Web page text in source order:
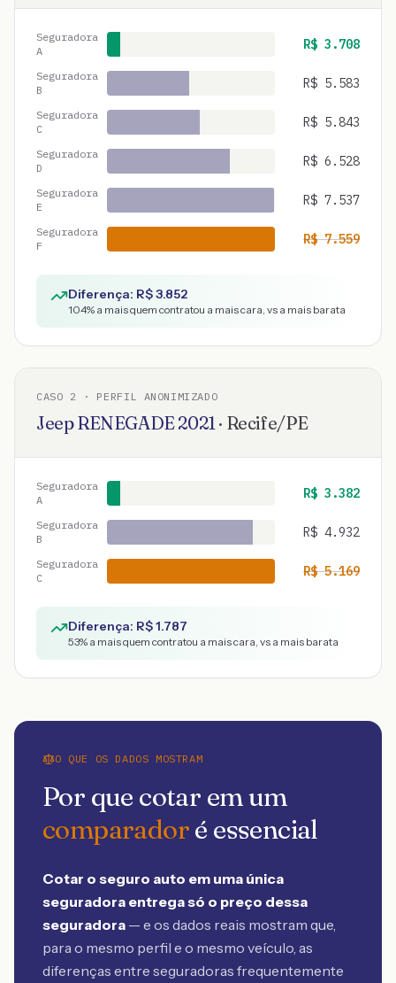
Seguradora
A
R$ 3.708
Seguradora
B
R$ 5.583
Seguradora
C
R$ 5.843
Seguradora
D
R$ 6.528
Seguradora
E
R$ 7.537
Seguradora
F
R$7.559
Diferença: R$3.852
104% a mais quem contratou a mais cara, vs a mais barata
CASO 2 · PERFIL ANONIMIZADO
JeepRENEGADE2021· Recife/PE
Seguradora
A
R$ 3.382
Seguradora
B
R$ 4.932
Seguradora
C
R$5.169
Diferença: R$1.787
53% a mais quem contratou a mais cara, vs a mais barata
O QUE OS DADOS MOSTRAM
Por que cotar em um
comparadoré essencial
Cotar o seguro auto em uma única
seguradora entrega só o preço dessa
seguradora — e os dados reais mostram que,
para o mesmo perfil e o mesmo veículo, as
diferenças entre seguradoras frequentemente